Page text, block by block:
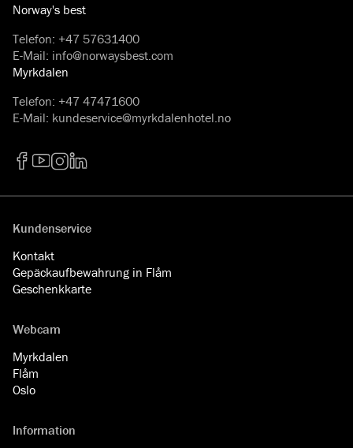
Norway's best
Telefon: +47 57631400
E-Mail: info@norwaysbest.com
Myrkdalen
Telefon: +47 47471600
E-Mail: kundeservice@myrkdalenhotel.no
Kundenservice
Kontakt
Gepäckaufbewahrung in Flåm
Geschenkkarte
Webcam
Myrkdalen
Flåm
Oslo
Information